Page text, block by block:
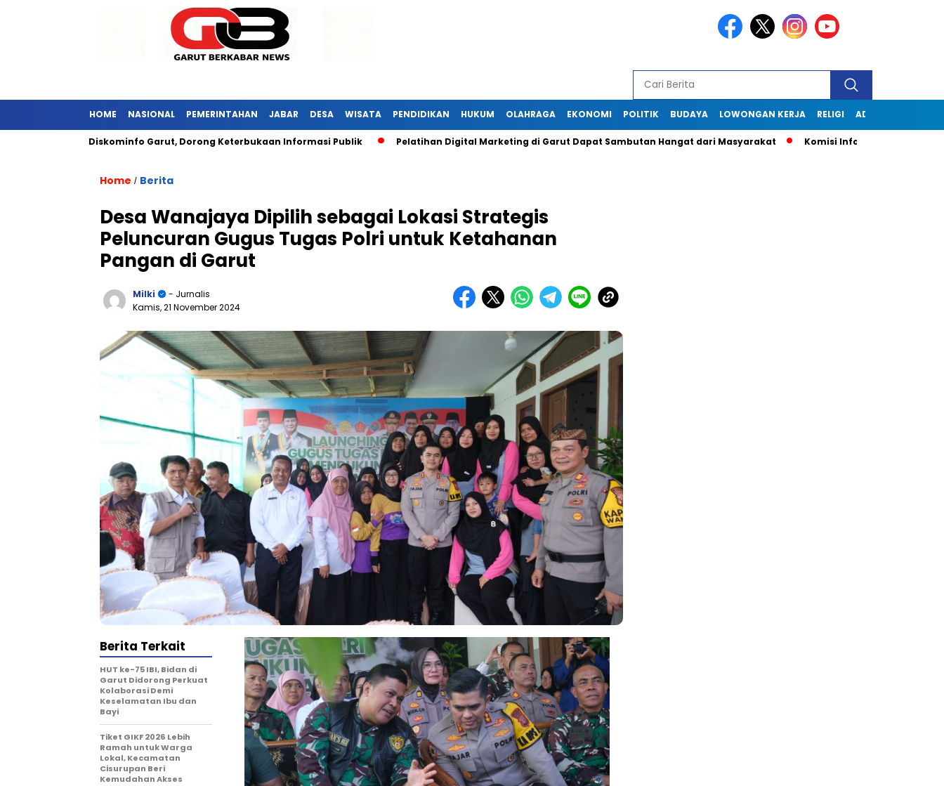
HOME NASIONAL PEMERINTAHAN JABAR DESA WISATA PENDIDIKAN HUKUM OLAHRAGA EKONOMI POLITIK BUDAYA LOWONGAN KERJA RELIGI ADVERTORIAL
Diskominfo Garut, Dorong Keterbukaan Informasi Publik Pelatihan Digital Marketing di Garut Dapat Sambutan Hangat dari Masyarakat Komisi Informasi Jabar Kunjungi
Home / Berita
Desa Wanajaya Dipilih sebagai Lokasi Strategis
Peluncuran Gugus Tugas Polri untuk Ketahanan
Pangan di Garut
Milki
- Jurnalis
Kamis, 21 November 2024
Berita Terkait
HUT ke-75 IBI, Bidan di
Garut Didorong Perkuat
Kolaborasi Demi
Keselamatan Ibu dan
Bayi
Tiket GIKF 2026 Lebih
Ramah untuk Warga
Lokal, Kecamatan
Cisurupan Beri
Kemudahan Akses